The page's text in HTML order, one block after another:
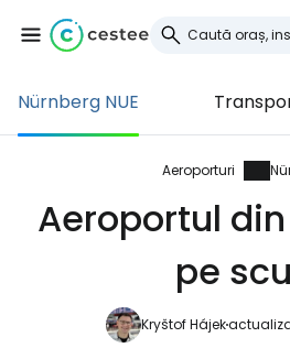
Nürnberg NUE
Aeroporturi
Aeroportul
pe
Kryštof Hájek
Conectați-
Cestee
... comunitatea mondială
Continuați cu